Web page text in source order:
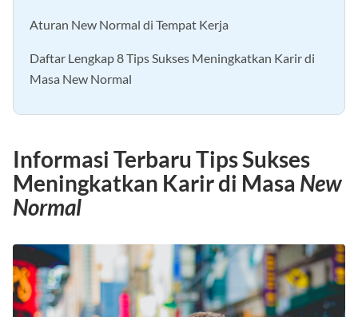
Aturan New Normal di Tempat Kerja
Daftar Lengkap 8 Tips Sukses Meningkatkan Karir di
Masa New Normal
Informasi Terbaru Tips Sukses
Meningkatkan Karir di Masa New
Normal